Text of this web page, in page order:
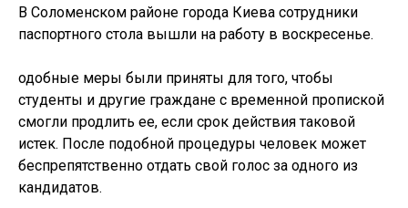
В Соломенском районе города Киева сотрудники
паспортного стола вышли на работу в воскресенье.
одобные меры были приняты для того, чтобы
студенты и другие граждане с временной пропиской
смогли продлить ее, если срок действия таковой
истек. После подобной процедуры человек может
беспрепятственно отдать свой голос за одного из
кандидатов.